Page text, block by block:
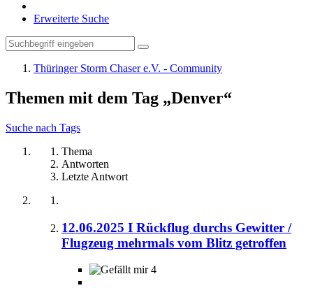
Erweiterte Suche
Thüringer Storm Chaser e.V. - Community
Themen mit dem Tag „Denver“
Suche nach Tags
Thema
Antworten
Letzte Antwort
12.06.2025 I Rückflug durchs Gewitter /
Flugzeug mehrmals vom Blitz getroffen
4